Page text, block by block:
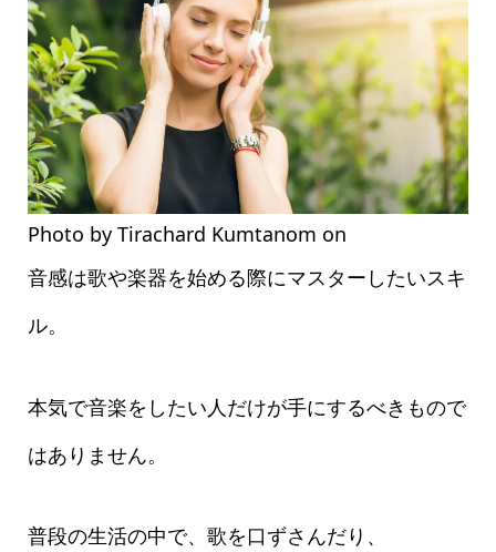
Photo by Tirachard Kumtanom on
音感は歌や楽器を始める際にマスターしたいスキ
ル。
本気で音楽をしたい人だけが手にするべきもので
はありません。
普段の生活の中で、歌を口ずさんだり、